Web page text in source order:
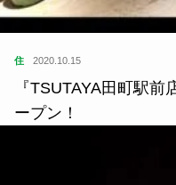
住 2020.10.15
『TSUTAYA田町駅
ープン！